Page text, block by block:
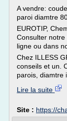
A vendre:
paroi diamtre
EUROTIP,
Consulter notre
ligne ou dans
Chez ILLESS
conseils et un.
parois, diamtre
Lire la suite
Site : https://